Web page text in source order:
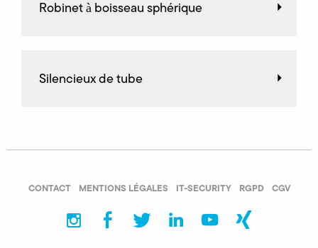
Robinet à boisseau sphérique
Silencieux de tube
CONTACT MENTIONS LÉGALES IT-SECURITY RGPD CGV